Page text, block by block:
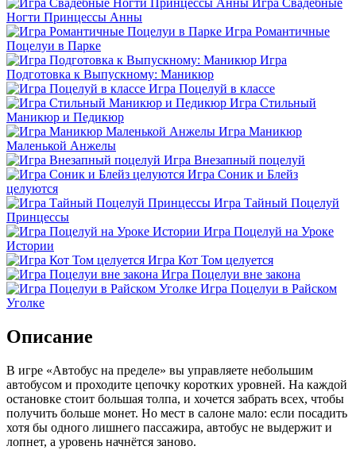
Игра Свадебные
Ногти Принцессы Анны
Игра Романтичные
Поцелуи в Парке
Игра
Подготовка к Выпускному: Маникюр
Игра Поцелуй в классе
Игра Стильный
Маникюр и Педикюр
Игра Маникюр
Маленькой Анжелы
Игра Внезапный поцелуй
Игра Соник и Блейз
целуются
Игра Тайный Поцелуй
Принцессы
Игра Поцелуй на Уроке
Истории
Игра Кот Том целуется
Игра Поцелуи вне закона
Игра Поцелуи в Райском
Уголке
Описание
В игре «Автобус на пределе» вы управляете небольшим
автобусом и проходите цепочку коротких уровней. На каждой
остановке стоит большая толпа, и хочется забрать всех, чтобы
получить больше монет. Но мест в салоне мало: если посадить
хотя бы одного лишнего пассажира, автобус не выдержит и
лопнет, а уровень начнётся заново.